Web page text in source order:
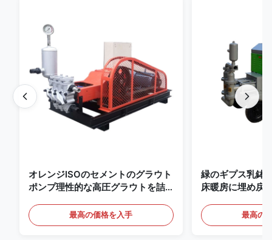
オレンジISOのセメントのグラウト
ポンプ理性的な高圧グラウトを詰
最高の価格を入手
緑のギプス乳鉢
床暖房に埋め戻
最高の